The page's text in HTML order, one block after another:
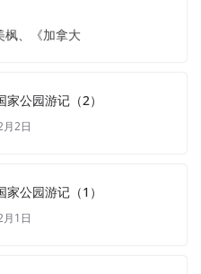
枫、《加拿大
家公园游记（2）
2日
家公园游记（1）
1日